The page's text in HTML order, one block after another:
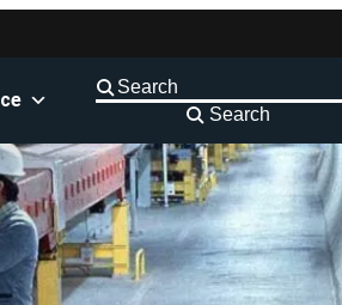
Search